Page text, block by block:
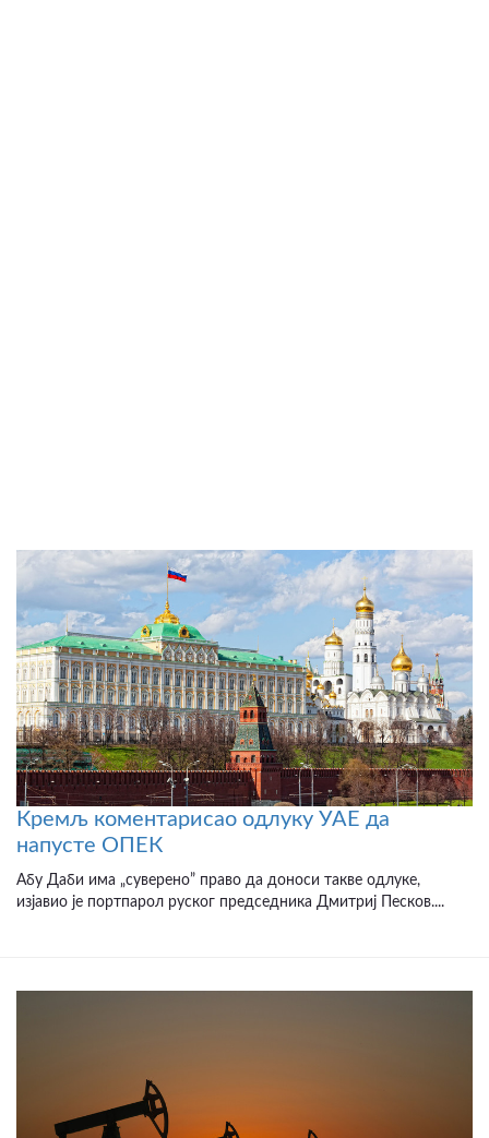
Кремљ коментарисао одлуку УАЕ да
напусте ОПЕК
Абу Даби има „суверено” право да доноси такве одлуке,
изјавио је портпарол руског председника Дмитриј Песков....